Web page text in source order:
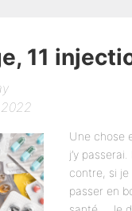
11
Une chose
j’y passerai.
contre, si je
passer en